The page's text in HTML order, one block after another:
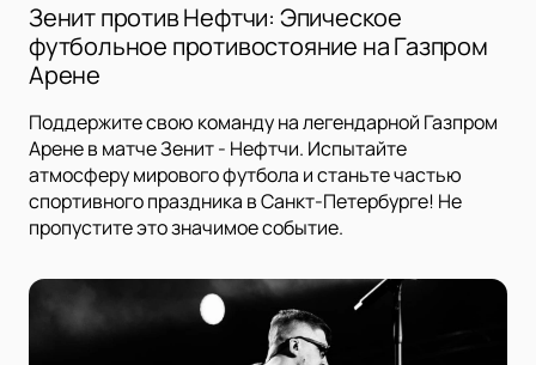
Зенит против Нефтчи: Эпическое
футбольное противостояние на Газпром
Арене
Поддержите свою команду на легендарной Газпром
Арене в матче Зенит - Нефтчи. Испытайте
атмосферу мирового футбола и станьте частью
спортивного праздника в Санкт-Петербурге! Не
пропустите это значимое событие.